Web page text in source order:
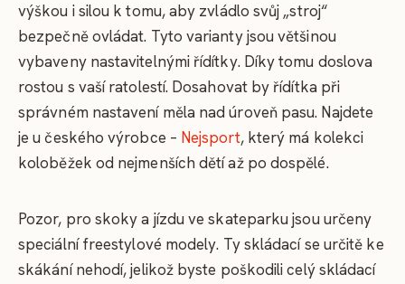
výškou i silou k tomu, aby zvládlo svůj „stroj“
bezpečně ovládat. Tyto varianty jsou většinou
vybaveny nastavitelnými řídítky. Díky tomu doslova
rostou s vaší ratolestí. Dosahovat by řídítka při
správném nastavení měla nad úroveň pasu. Najdete
je u českého výrobce – Nejsport, který má kolekci
koloběžek od nejmenších dětí až po dospělé.
Pozor, pro skoky a jízdu ve skateparku jsou určeny
speciální freestylové modely. Ty skládací se určitě ke
skákání nehodí, jelikož byste poškodili celý skládací